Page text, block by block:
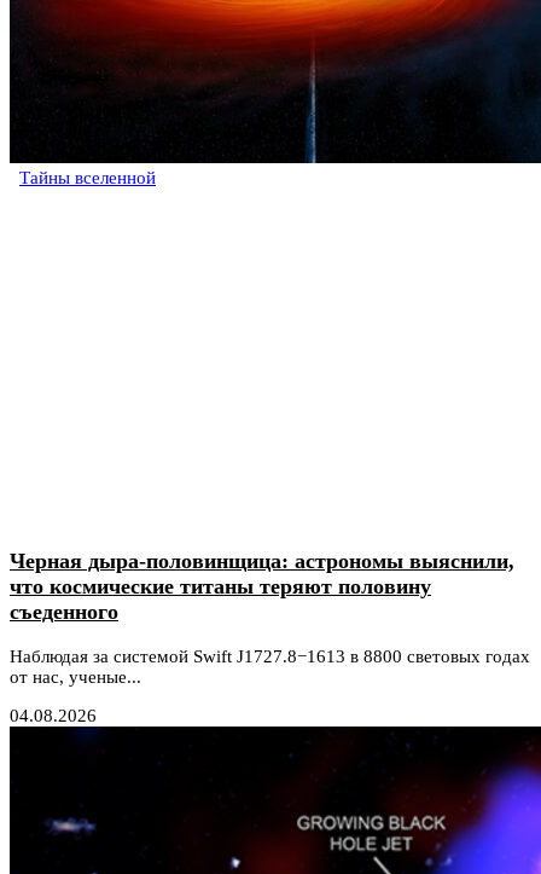
Тайны вселенной
Черная дыра-половинщица: астрономы выяснили,
что космические титаны теряют половину
съеденного
Наблюдая за системой Swift J1727.8−1613 в 8800 световых годах
от нас, ученые...
04.08.2026